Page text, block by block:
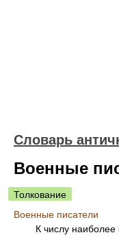
Словарь
Военные
Толкование
Военные писатели
К числу наиболее